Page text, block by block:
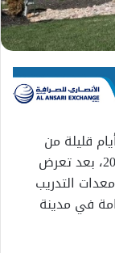
قليلة من
انطلاق مشواره في بطولة كأس العالم 2026، بعد تعرض
التدريب
في مدينة